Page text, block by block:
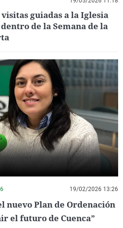
guiadas a la Iglesia
de la Semana de la
19/02/2026 13:26
nuevo Plan de Ordenación
el futuro de Cuenca”